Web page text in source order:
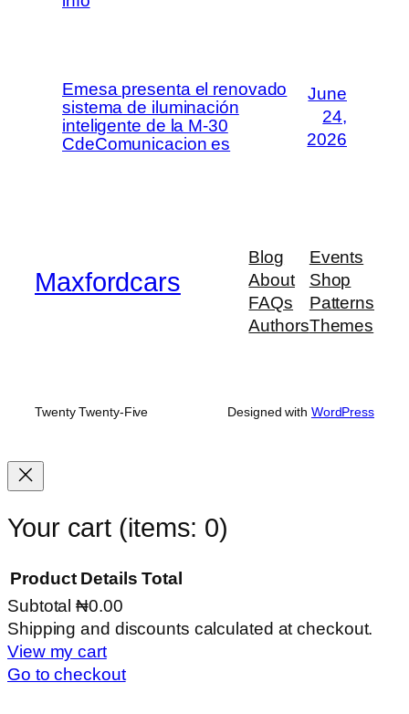
Emesa presenta el renovado
sistema de iluminación
inteligente de la M-30
CdeComunicacion es
June
24,
2026
Maxfordcars
Blog
About
FAQs
Authors
Events
Shop
Patterns
Themes
Twenty Twenty-Five Designed with WordPress
Your cart (items: 0)
Products
in
cart
Product Details Total
Subtotal₦0.00
Shipping and discounts calculated at checkout.
View my cart
Go to checkout